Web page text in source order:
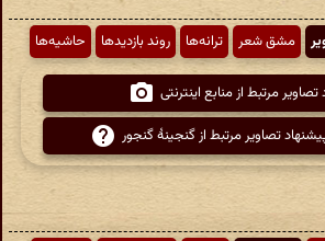
مشق شعر ترانه‌ها روند بازدیدها حاشیه‌ها
مرتبط از منابع اینترنتی
تصاویر مرتبط از گنجینهٔ گنجور